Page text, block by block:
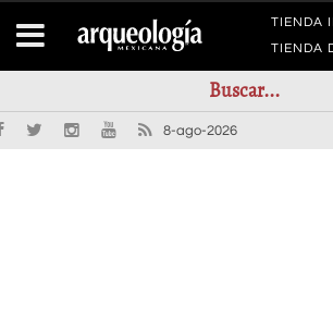
TIENDA
TIENDA
8-ago-2026